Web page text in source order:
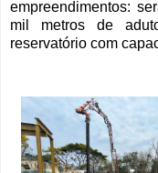
empreendimentos:
mil metros de
reservatório com